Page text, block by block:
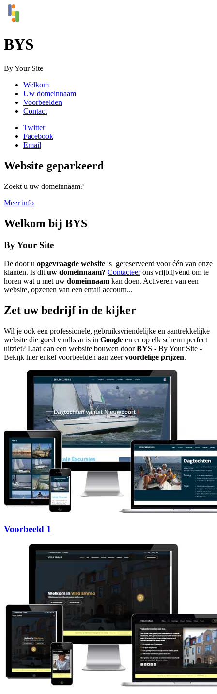
BYS
By Your Site
Welkom
Uw domeinnaam
Voorbeelden
Contact
Twitter
Facebook
Email
Website geparkeerd
Zoekt u uw domeinnaam?
Meer info
Welkom bij BYS
By Your Site
De door u opgevraagde website is gereserveerd voor één van onze
klanten. Is dit uw domeinnaam? Contacteerons vrijblijvend om te
horen wat u met uw domeinnaam kan doen. Activeren van een
website, opzetten van een email account...
Zet uw bedrijf in de kijker
Wil je ook een professionele, gebruiksvriendelijke en aantrekkelijke
website die goed vindbaar is in Google en er op elk scherm perfect
uitziet? Laat dan een website bouwen doorBYS - By Your Site -
Bekijk hier enkel voorbeelden aan zeervoordelige prijzen.
Voorbeeld 1